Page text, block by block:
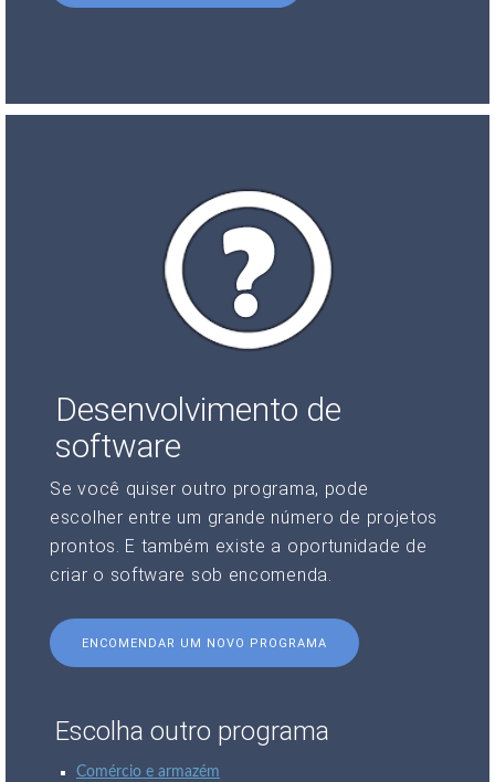
Desenvolvimento de
software
Se você quiser outro programa, pode
escolher entre um grande número de projetos
prontos. E também existe a oportunidade de
criar o software sob encomenda.
ENCOMENDAR UM NOVO PROGRAMA
Escolha outro programa
Comércio e armazém